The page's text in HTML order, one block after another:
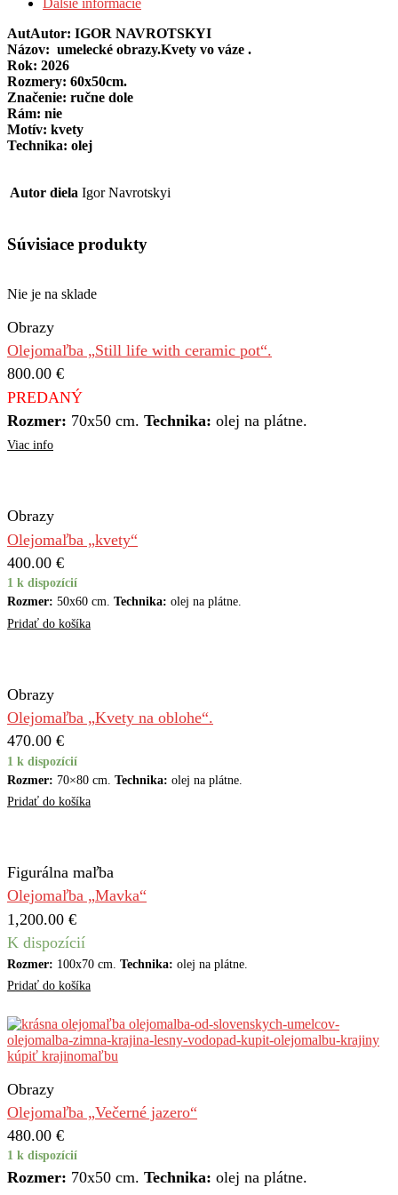
AutAutor: IGOR NAVROTSKYI
Názov: umelecké obrazy.Kvety vo váze .
Rok: 2026
Rozmery: 60х50cm.
Značenie: ručne dole
Rám: nie
Motív: kvety
Technika: olej
Autor diela Igor Navrotskyi
Súvisiace produkty
Nie je na sklade
Obrazy
Olejomaľba „Still life with ceramic pot“.
800.00 €
PREDANÝ
Rozmer: 70x50 cm. Technika: olej na plátne.
Viac info
Obrazy
Olejomaľba „kvety“
400.00 €
1 k dispozícií
Rozmer: 50x60 cm. Technika: olej na plátne.
Pridať do košíka
Obrazy
Olejomaľba „Kvety na oblohe“.
470.00 €
1 k dispozícií
Rozmer: 70×80 cm. Technika: olej na plátne.
Pridať do košíka
Figurálna maľba
Olejomaľba „Mavka“
1,200.00 €
K dispozícií
Rozmer: 100x70 cm. Technika: olej na plátne.
Pridať do košíka
Obrazy
Olejomaľba „Večerné jazero“
480.00 €
1 k dispozícií
Rozmer: 70x50 cm. Technika: olej na plátne.